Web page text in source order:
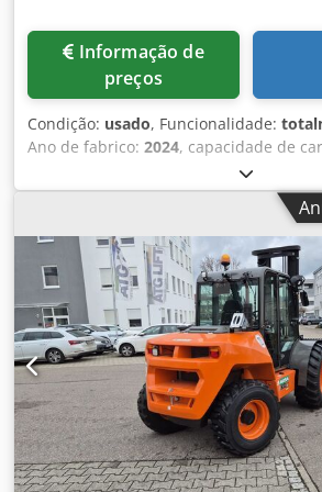
preços
Condição: usado, Funcionalidade:
Ano de fabrico: 2024, capacidade de
, peso em vazio:
comprimento total:4.540 mm, tipo de
Tipo de mastro: Nenhum Estado
pneus dianteiros: Ar Tamanho dos
16/70-20 Pneus traseiros Tipo: Ar
Tamanho: 12-16.5 Codsvcf Umepfx Ah
EQUIPAMENTO DE SÉRIE - Cabina
inclinação - Cinto de segurança com
monitorização - Alarme sonoro de
paragem de emergência - Farol
- Assistência ao arranque em subida -
Espelho retrovisor - Volante ajustável
profundidade - Joystick para controlo
funções principais - Apoio de braço -